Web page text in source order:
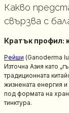
Какво
свързва с
Кратък профил:
Рейши (Ganoderma
Източна Азия като
традиционната
жизнената енергия
под формата на
тинктура.